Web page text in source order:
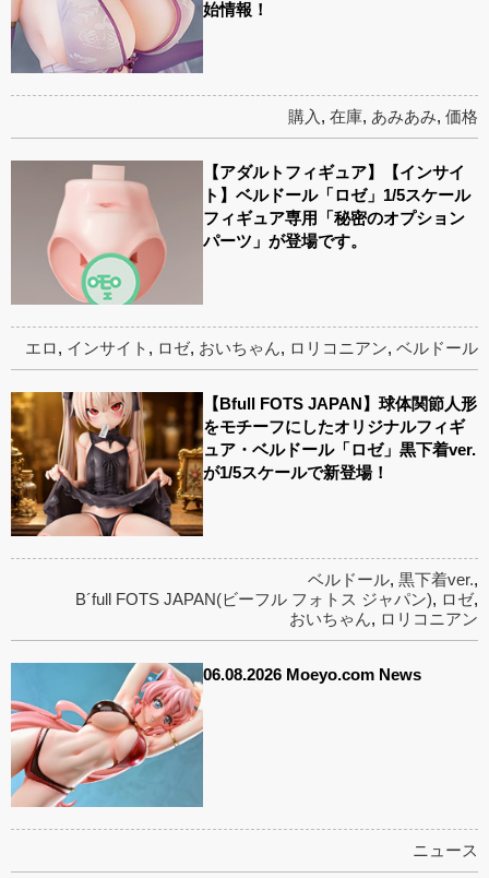
始情報！
購入 , 在庫, あみあみ, 価格
【アダルトフィギュア】【インサイ
ト】ベルドール「ロゼ」1/5スケール
フィギュア専用「秘密のオプション
パーツ」が登場です。
エロ, インサイト , ロゼ, おいちゃん, ロリコニアン, ベルドール
【Bfull FOTS JAPAN】球体関節人形
をモチーフにしたオリジナルフィギ
ュア・ベルドール「ロゼ」黒下着ver.
が1/5スケールで新登場！
ベルドール, 黒下着ver.,
B´full FOTS JAPAN(ビーフル フォトス ジャパン), ロゼ,
おいちゃん, ロリコニアン
06.08.2026 Moeyo.com News
ニュース